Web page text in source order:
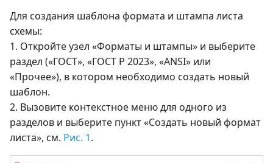
Для создания шаблона формата и штампа листа
схемы:
1. Откройте узел «Форматы и штампы» и выберите
раздел («ГОСТ», «ГОСТ Р 2023», «ANSI» или
«Прочее»), в котором необходимо создать новый
шаблон.
2. Вызовите контекстное меню для одного из
разделов и выберите пункт «Создать новый формат
листа», см. Рис. 1.